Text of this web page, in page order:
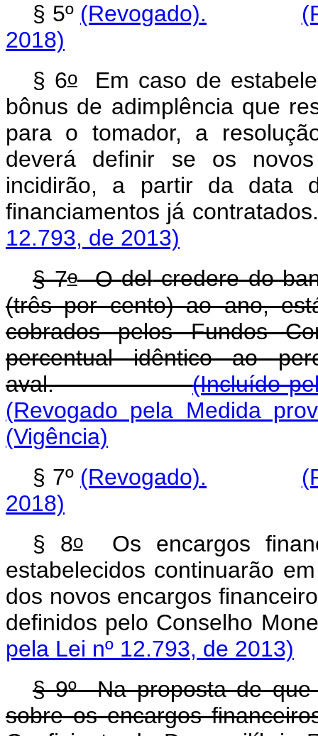
§ 5º (Revogado).
2018)
§ 6oEm caso de
bônus de adimplência que
para o tomador, a
deverá definir se os
incidirão, a partir da data
financiamentos já
12.793, de 2013)
§ 7oOdel crederedo
(três por cento) ao ano,
cobrados pelos Fundos
percentual idêntico ao
aval.
(Incluído
(Revogado pela Medida
(Vigência)
§ 7º (Revogado).
2018)
§ 8oOs encargos
estabelecidos continuarão
dos novos encargos
definidos pelo
pela Lei nº 12.793, de 2013)
§ 9ºNa proposta de
sobre os encargos